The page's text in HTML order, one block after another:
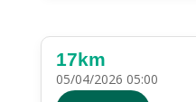
17km
05/04/2026 05:00